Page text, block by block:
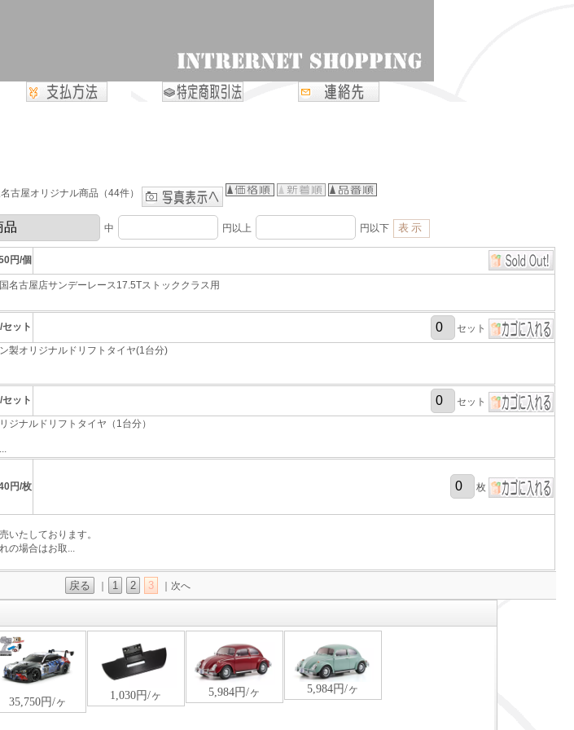
古屋オリジナル商品（44件）
中 円以上 円以下
円/個
名古屋店サンデーレース17.5Tストッククラス用
ット
セット
製オリジナルドリフトタイヤ(1台分)
ット
セット
ジナルドリフトタイヤ（1台分）
円/枚 枚
いたしております。
の場合はお取...
戻る 1 2 3 ｜次へ